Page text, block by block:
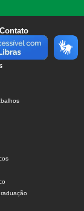
Contato